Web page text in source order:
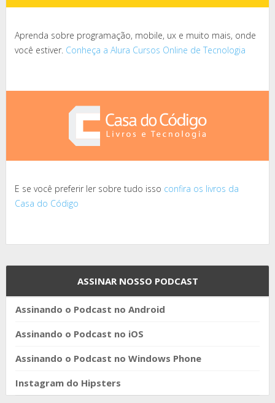
Aprenda sobre programação, mobile, ux e muito mais, onde
você estiver. Conheça a Alura Cursos Online de Tecnologia
E se você preferir ler sobre tudo isso confira os livros da
Casa do Código
ASSINAR NOSSO PODCAST
Assinando o Podcast no Android
Assinando o Podcast no iOS
Assinando o Podcast no Windows Phone
Instagram do Hipsters